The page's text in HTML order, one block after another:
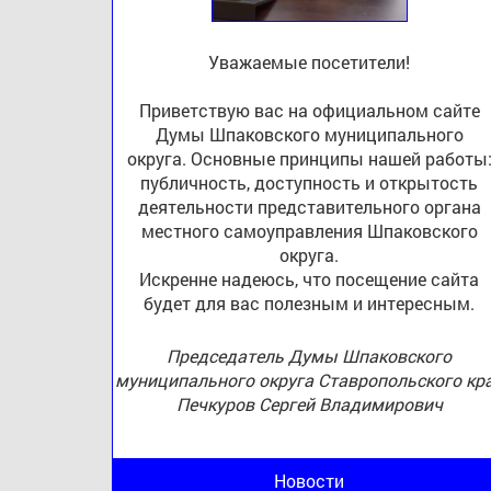
Уважаемые посетители!
Приветствую вас на официальном сайте
Думы Шпаковского муниципального
округа. Основные принципы нашей работы:
публичность, доступность и открытость
деятельности представительного органа
местного самоуправления Шпаковского
округа.
Искренне надеюсь, что посещение сайта
будет для вас полезным и интересным.
Председатель Думы Шпаковского
муниципального округа Ставропольского
Печкуров Сергей Владимирович
Новости